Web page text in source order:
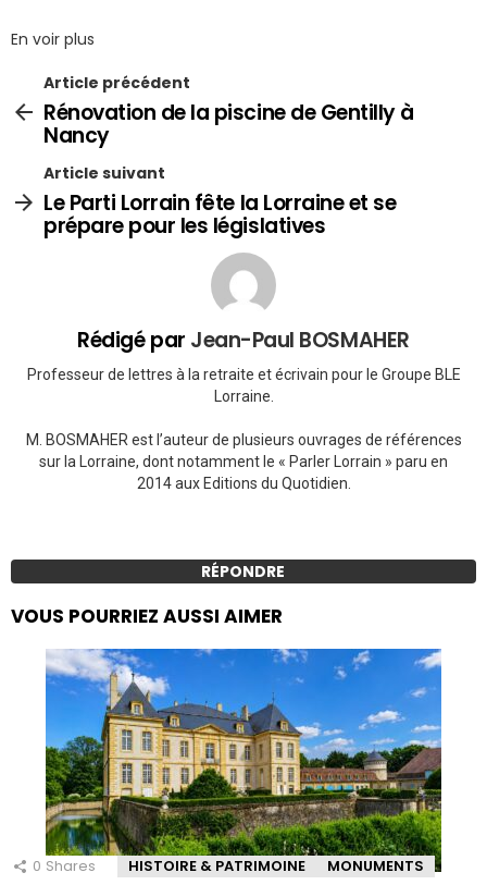
En voir plus
Article précédent
Rénovation de la piscine de Gentilly à
Nancy
Article suivant
Le Parti Lorrain fête la Lorraine et se
prépare pour les législatives
Rédigé par Jean-Paul BOSMAHER
Professeur de lettres à la retraite et écrivain pour le Groupe BLE
Lorraine.
M. BOSMAHER est l’auteur de plusieurs ouvrages de références
sur la Lorraine, dont notamment le « Parler Lorrain » paru en
2014 aux Editions du Quotidien.
RÉPONDRE
VOUS POURRIEZ AUSSI AIMER
0 Shares HISTOIRE & PATRIMOINE MONUMENTS